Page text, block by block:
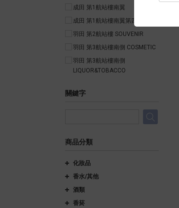
成田 第1航站樓南翼
成田 第1航站樓南翼第四衛星樓
羽田 第2航站樓 SOUVENIR
羽田 第3航站樓南側 COSMETIC
羽田 第3航站樓南側
LIQUOR&TOBACCO
關鍵字
商品分類
化妝品
香水/其他
酒類
香菸